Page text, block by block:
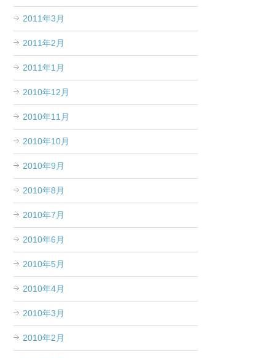
2011年3月
2011年2月
2011年1月
2010年12月
2010年11月
2010年10月
2010年9月
2010年8月
2010年7月
2010年6月
2010年5月
2010年4月
2010年3月
2010年2月